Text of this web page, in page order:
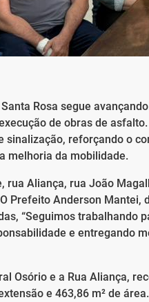
Rosa segue
de obras de
sinalização, reforçando o
melhoria da mobilidade.
rua Aliança, rua João
Prefeito Anderson Mantei,
“Seguimos trabalhando
e entregando
Osório e a Rua Aliança,
e 463,86 m² de